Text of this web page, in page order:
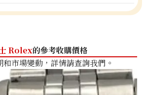
Rolex的參考收購價格
市場變動，詳情請查詢我們。